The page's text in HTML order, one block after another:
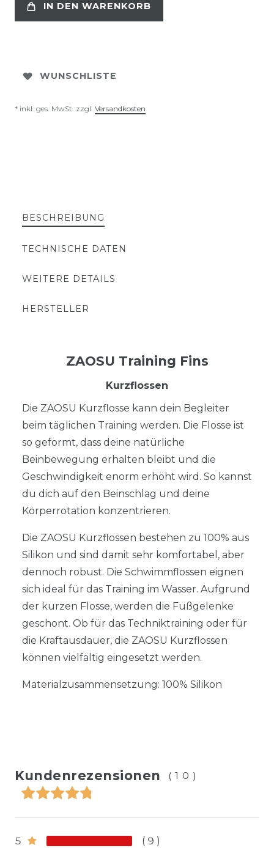
IN DEN WARENKORB
WUNSCHLISTE
* inkl. ges. MwSt. zzgl. Versandkosten
BESCHREIBUNG
TECHNISCHE DATEN
WEITERE DETAILS
HERSTELLER
ZAOSU Training Fins
Kurzflossen
Die ZAOSU Kurzflosse kann dein Begleiter
beim täglichen Training werden. Die Flosse ist
so geformt, dass deine natürliche
Beinbewegung erhalten bleibt und die
Geschwindigkeit enorm erhöht wird. So kannst
du dich auf den Beinschlag und deine
Körperrotation konzentrieren.
Die ZAOSU Kurzflossen bestehen zu 100% aus
Silikon und sind damit sehr komfortabel, aber
dennoch robust. Die Schwimmflossen eignen
sich ideal für das Training im Wasser. Aufgrund
der kurzen Flosse, werden die Fußgelenke
geschont. Ob für das Techniktraining oder für
die Kraftausdauer, die ZAOSU Kurzflossen
können vielfältig eingesetzt werden.
Materialzusammensetzung: 100% Silikon
Kundenrezensionen (10)
5
9